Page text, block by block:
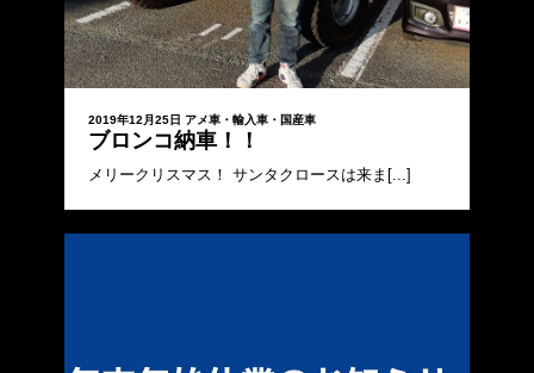
2019年12月25日 アメ車・輸入車・国産車
ブロンコ納車！！
メリークリスマス！ サンタクロースは来ま[...]